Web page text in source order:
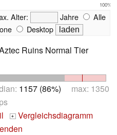
100%
Alter: Jahre
Alle
Desktop
Ruins Normal Tier
1157 (86%) max: 1350
+ Vergleichsdiagramm